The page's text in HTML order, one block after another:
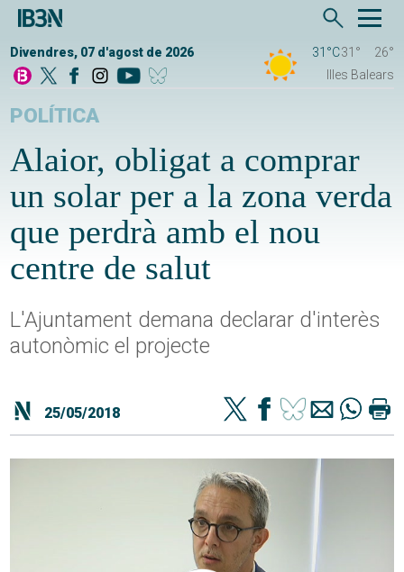
Divendres, 07 d'agost de 2026 31°C31°
26°
Illes Balears
POLÍTICA
Alaior, obligat a comprar
un solar per a la zona verda
que perdrà amb el nou
centre de salut
L'Ajuntament demana declarar d'interès
autonòmic el projecte
25/05/2018